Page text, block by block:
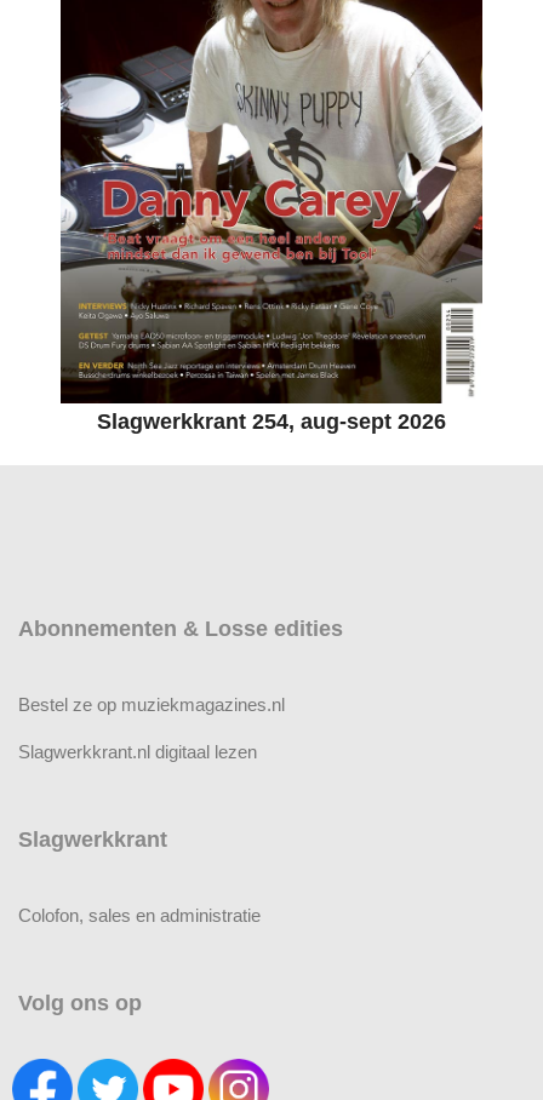
Slagwerkkrant 254, aug-sept 2026
Abonnementen & Losse edities
Bestel ze op muziekmagazines.nl
Slagwerkkrant.nl digitaal lezen
Slagwerkkrant
Colofon, sales en administratie
Volg ons op